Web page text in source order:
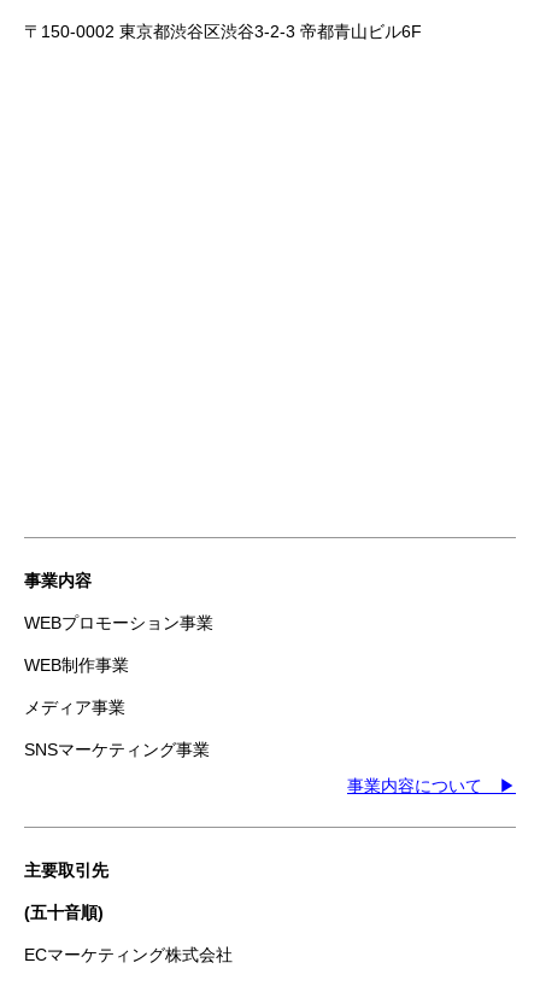
〒150-0002 東京都渋谷区渋谷3-2-3 帝都青山ビル6F
事業内容
WEBプロモーション事業
WEB制作事業
メディア事業
SNSマーケティング事業
事業内容について ▶
主要取引先
(五十音順)
ECマーケティング株式会社